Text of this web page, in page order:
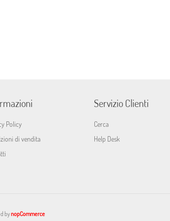
Policy
di vendita
Servizio Clienti
Cerca
Help Desk
bynopCommerce